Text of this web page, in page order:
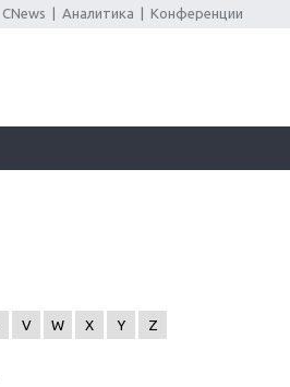
CNews Аналитика Конференции
V W X Y
Z